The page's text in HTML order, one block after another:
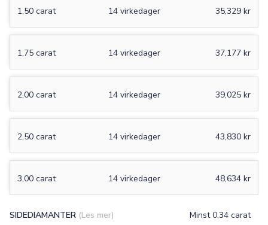
1,50 carat 35,329 kr
14 virkedager
1,75 carat 37,177 kr
14 virkedager
2,00 carat 39,025 kr
14 virkedager
2,50 carat 43,830 kr
14 virkedager
3,00 carat 48,634 kr
14 virkedager
SIDEDIAMANTER (Les mer) Minst 0,34 carat